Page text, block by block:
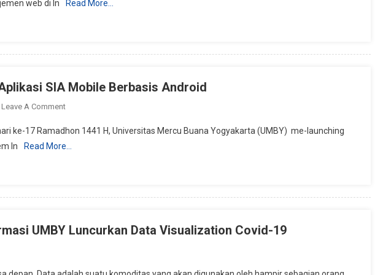
Search
web di In
Read More…
SIA Mobile Berbasis Android
Leave A CommentOn
Luncurkan
Aplikasi
ke-17 Ramadhon 1441 H, Universitas Mercu Buana Yogyakarta (UMBY) me-launching
In
Read More…
UMBY Luncurkan Data Visualization Covid-19